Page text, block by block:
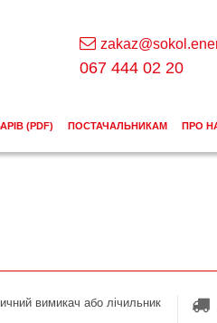
вимикач або лічильник
067 444 02 20
(PDF) ПОСТАЧАЛЬНИКАМ ПРО